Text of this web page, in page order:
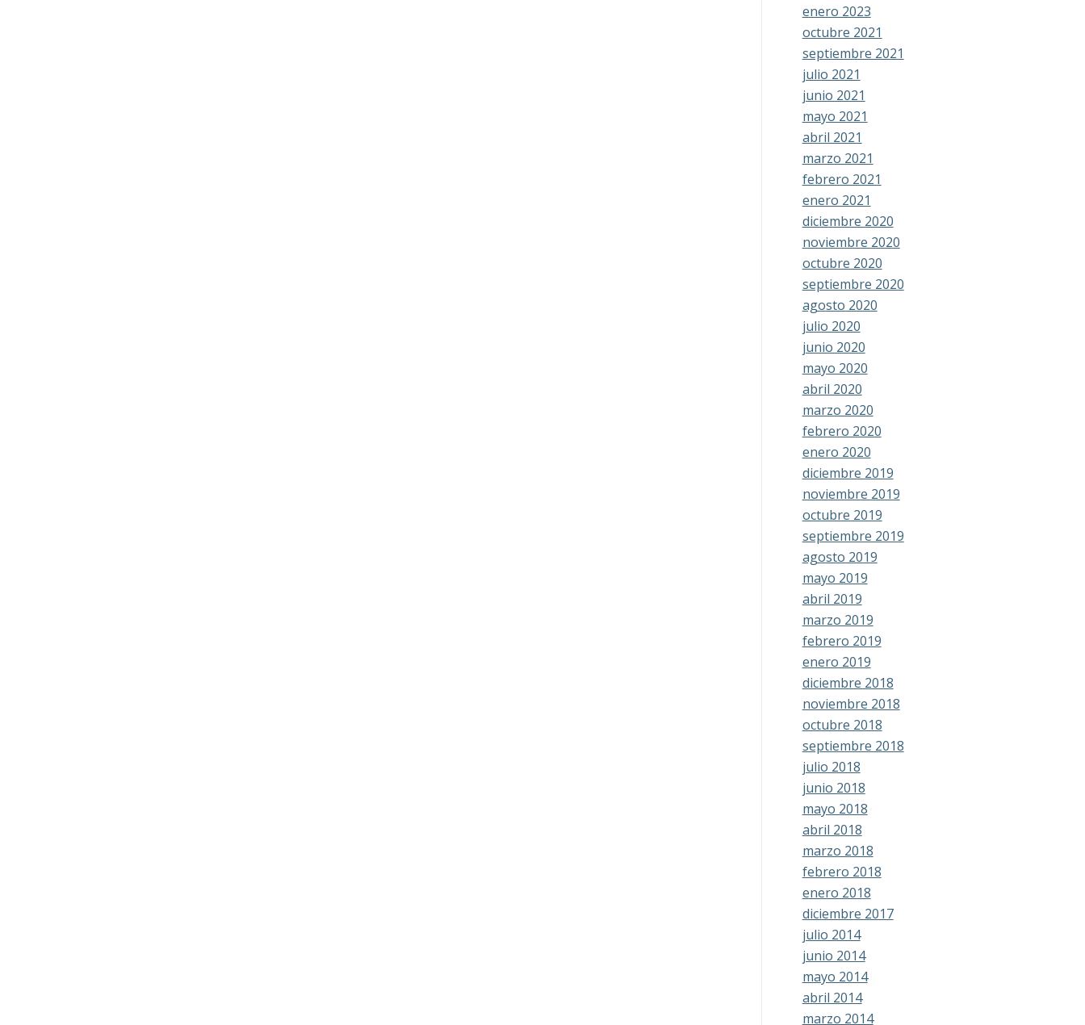
enero 2023
octubre 2021
septiembre 2021
julio 2021
junio 2021
mayo 2021
abril 2021
marzo 2021
febrero 2021
enero 2021
diciembre 2020
noviembre 2020
octubre 2020
septiembre 2020
agosto 2020
julio 2020
junio 2020
mayo 2020
abril 2020
marzo 2020
febrero 2020
enero 2020
diciembre 2019
noviembre 2019
octubre 2019
septiembre 2019
agosto 2019
mayo 2019
abril 2019
marzo 2019
febrero 2019
enero 2019
diciembre 2018
noviembre 2018
octubre 2018
septiembre 2018
julio 2018
junio 2018
mayo 2018
abril 2018
marzo 2018
febrero 2018
enero 2018
diciembre 2017
julio 2014
junio 2014
mayo 2014
abril 2014
marzo 2014